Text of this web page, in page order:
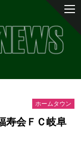
ホームタウン
寿会ＦＣ岐阜